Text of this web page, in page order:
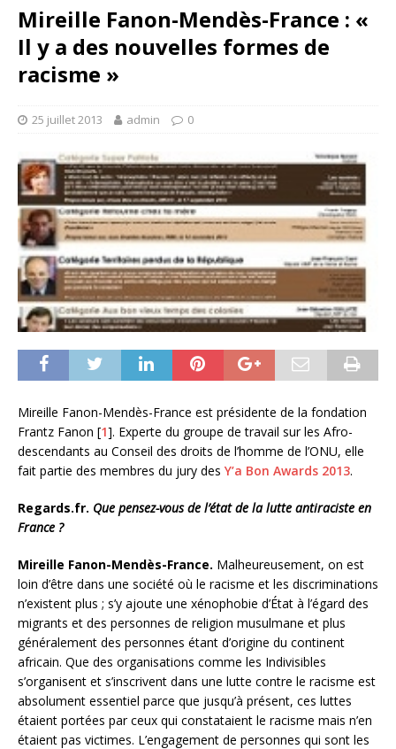
Mireille Fanon-Mendès-France : «
Il y a des nouvelles formes de
racisme »
25 juillet 2013 admin 0
Mireille Fanon-Mendès-France est présidente de la fondation
Frantz Fanon [1]. Experte du groupe de travail sur les Afro-
descendants au Conseil des droits de l’homme de l’ONU, elle
fait partie des membres du jury des Y’a Bon Awards 2013.
Regards.fr. Que pensez-vous de l’état de la lutte antiraciste en
France ?
Mireille Fanon-Mendès-France. Malheureusement, on est
loin d’être dans une société où le racisme et les discriminations
n’existent plus ; s’y ajoute une xénophobie d’État à l’égard des
migrants et des personnes de religion musulmane et plus
généralement des personnes étant d’origine du continent
africain. Que des organisations comme les Indivisibles
s’organisent et s’inscrivent dans une lutte contre le racisme est
absolument essentiel parce que jusqu’à présent, ces luttes
étaient portées par ceux qui constataient le racisme mais n’en
étaient pas victimes. L’engagement de personnes qui sont les